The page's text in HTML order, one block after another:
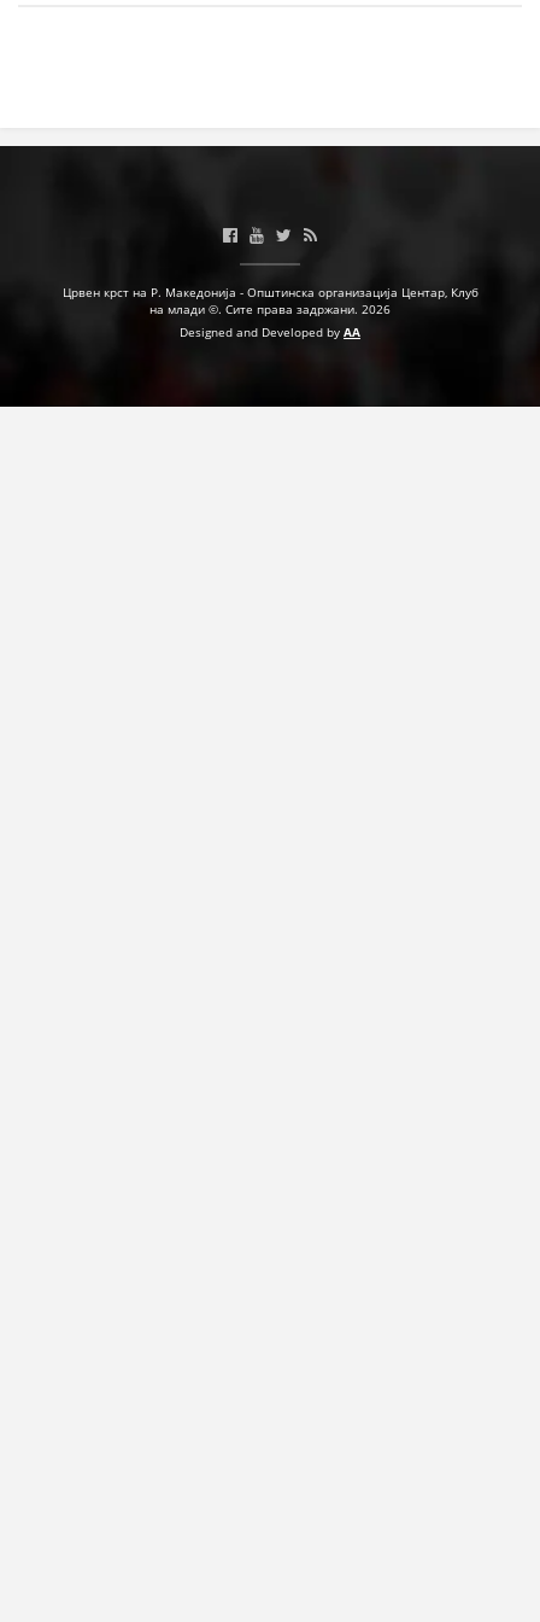
ЗДРАВСТВЕНО ПРЕВЕНТИВНА ДЕЈНОСТ
ПРВА ПОМОШ
КРВОДАРИТЕЛСТВО
МЕНАЏМЕНТ НА ВОЛОНТЕРИ
Црвен крст на Р. Македонија - Општинска организација Центар, Клуб
на млади ©. Сите права задржани. 2026
Designed and Developed by AA